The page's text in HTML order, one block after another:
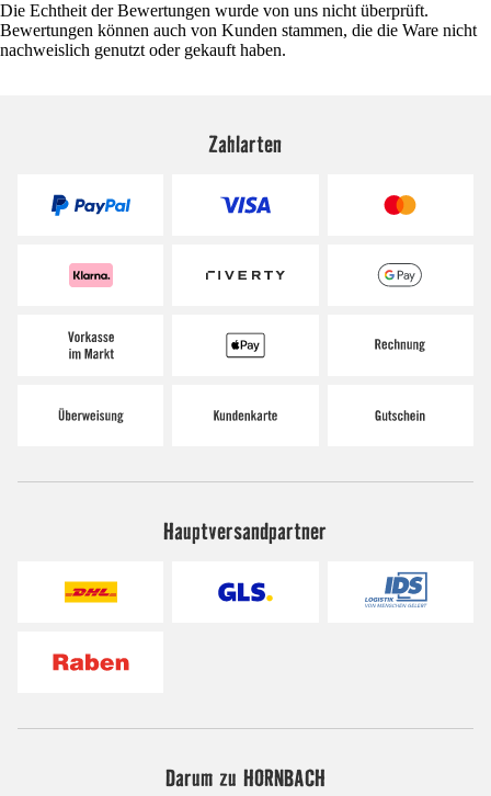
Die Echtheit der Bewertungen wurde von uns nicht überprüft.
Bewertungen können auch von Kunden stammen, die die Ware nicht
nachweislich genutzt oder gekauft haben.
Zahlarten
Hauptversandpartner
Darum zu HORNBACH